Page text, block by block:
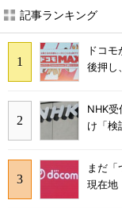
記事ランキング
ドコ
後押し
NHK
け「検
まだ
現在地